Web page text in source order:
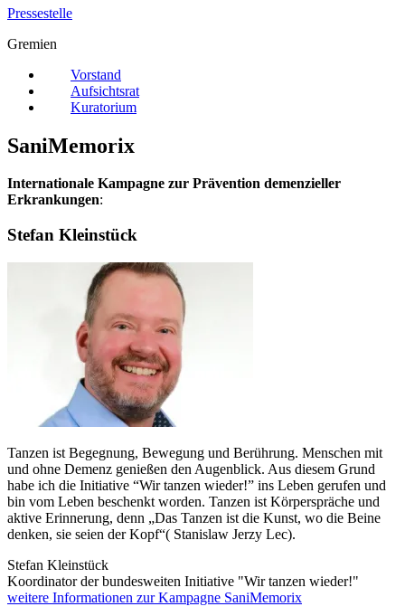
Pressestelle
Gremien
Vorstand
Aufsichtsrat
Kuratorium
SaniMemorix
Internationale Kampagne zur Prävention demenzieller
Erkrankungen:
Stefan Kleinstück
Tanzen ist Begegnung, Bewegung und Berührung. Menschen mit
und ohne Demenz genießen den Augenblick. Aus diesem Grund
habe ich die Initiative “Wir tanzen wieder!” ins Leben gerufen und
bin vom Leben beschenkt worden. Tanzen ist Körperspräche und
aktive Erinnerung, denn „Das Tanzen ist die Kunst, wo die Beine
denken, sie seien der Kopf“( Stanislaw Jerzy Lec).
Stefan Kleinstück
Koordinator der bundesweiten Initiative "Wir tanzen wieder!"
weitere Informationen zur Kampagne SaniMemorix